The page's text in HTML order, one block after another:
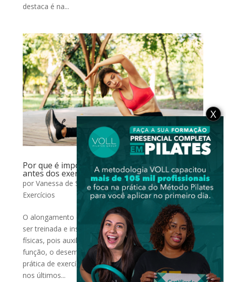
destaca é na...
Por que é importante realizar o alongamento
antes dos exercícios?
por Vanessa de Souza Ferraz|nov 22, 2022|
Exercícios
O alongamento é uma técnica muito importante de
ser treinada e inserida em todas as modalidades
físicas, pois auxilia na mobilidade do corpo, melhora a
função, o desempenho e ainda previne lesões. A
prática de exercícios físicos ganhou muitos adeptos
nos últimos...
X